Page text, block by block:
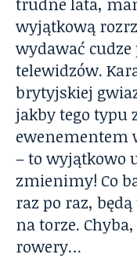
wyjątkową
wydawać
telewidzów.
brytyjskiej
jakby tego typu
ewenementem
– to wyjątkowo
zmienimy! Co
raz po raz,
na torze.
rowery…